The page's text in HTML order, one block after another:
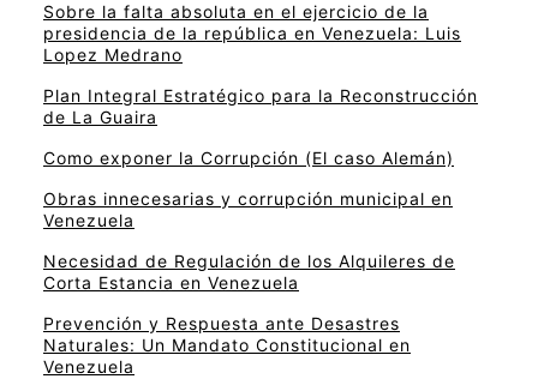
Sobre la falta absoluta en el ejercicio de la
presidencia de la república en Venezuela: Luis
Lopez Medrano
Plan Integral Estratégico para la Reconstrucción
de La Guaira
Como exponer la Corrupción (El caso Alemán)
Obras innecesarias y corrupción municipal en
Venezuela
Necesidad de Regulación de los Alquileres de
Corta Estancia en Venezuela
Prevención y Respuesta ante Desastres
Naturales: Un Mandato Constitucional en
Venezuela